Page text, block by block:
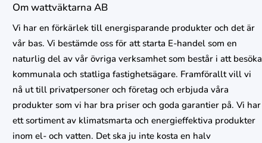
Om wattväktarna AB
Vi har en förkärlek till energisparande produkter och det är
vår bas. Vi bestämde oss för att starta E-handel som en
naturlig del av vår övriga verksamhet som består i att besöka
kommunala och statliga fastighetsägare. Framförallt vill vi
nå ut till privatpersoner och företag och erbjuda våra
produkter som vi har bra priser och goda garantier på. Vi har
ett sortiment av klimatsmarta och energieffektiva produkter
inom el- och vatten. Det ska ju inte kosta en halv